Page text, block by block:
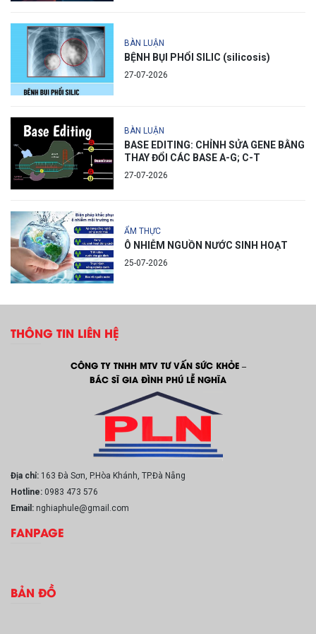
BÀN LUẬN
BỆNH BỤI PHỔI SILIC (silicosis)
27-07-2026
BÀN LUẬN
BASE EDITING: CHỈNH SỬA GENE BẰNG
THAY ĐỔI CÁC BASE A-G; C-T
27-07-2026
ẨM THỰC
Ô NHIỄM NGUỒN NƯỚC SINH HOẠT
25-07-2026
THÔNG TIN LIÊN HỆ
CÔNG TY TNHH MTV TƯ VẤN SỨC KHỎE –
BÁC SĨ GIA ĐÌNH PHÚ LỄ NGHĨA
Địa chỉ: 163 Đà Sơn, P.Hòa Khánh, TP.Đà Nẵng
Hotline: 0983 473 576
Email: nghiaphule@gmail.com
FANPAGE
BẢN ĐỒ